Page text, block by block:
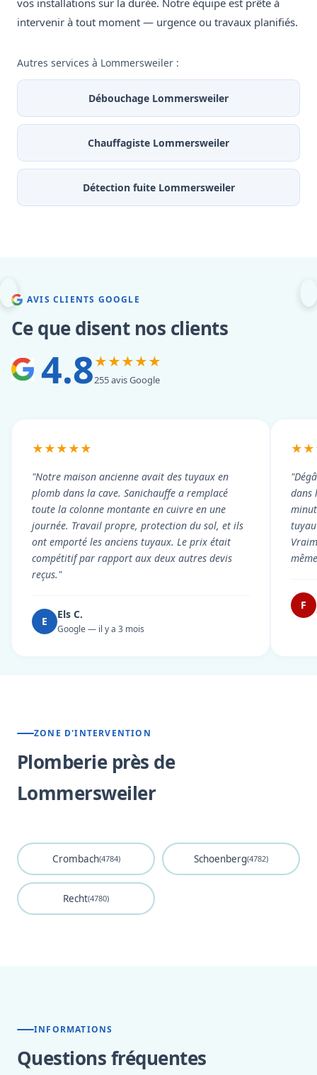
vos installations sur la durée. Notre équipe est prête à
intervenir à tout moment — urgence ou travaux planifiés.
Autres services à Lommersweiler :
Débouchage Lommersweiler
Chauffagiste Lommersweiler
Détection fuite Lommersweiler
AVIS CLIENTS GOOGLE
Ce que disent nos clients
4.8★★★★★
255 avis Google
★★★★★
"Notre maison ancienne avait des tuyaux en
plomb dans la cave. Sanichauffe a remplacé
toute la colonne montante en cuivre en une
journée. Travail propre, protection du sol, et ils
ont emporté les anciens tuyaux. Le prix était
compétitif par rapport aux deux autres devis
reçus."
E
Els C.
Google — il y a 3 mois
dans
F
ZONE D'INTERVENTION
Plomberie près de
Lommersweiler
Crombach(4784) Schoenberg(4782)
Recht(4780)
INFORMATIONS
Questions fréquentes